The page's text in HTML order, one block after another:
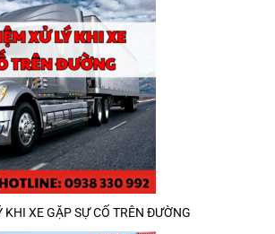
KHI XE GẶP SỰ CỐ TRÊN ĐƯỜNG